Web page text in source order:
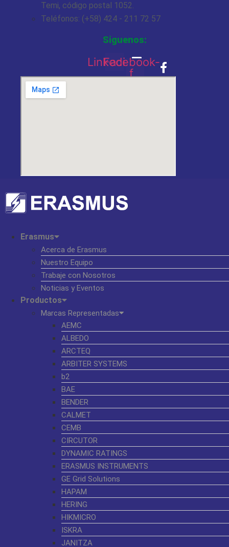
Temi, código postal 1052.
Teléfonos: (+58) 424 - 211 72 57
Siguenos:
Linkedin
Facebook-
f
Erasmus
Acerca de Erasmus
Nuestro Equipo
Trabaje con Nosotros
Noticias y Eventos
Productos
Marcas Representadas
AEMC
ALBEDO
ARCTEQ
ARBITER SYSTEMS
b2
BAE
BENDER
CALMET
CEMB
CIRCUTOR
DYNAMIC RATINGS
ERASMUS INSTRUMENTS
GE Grid Solutions
HAPAM
HERING
HIKMICRO
ISKRA
JANITZA